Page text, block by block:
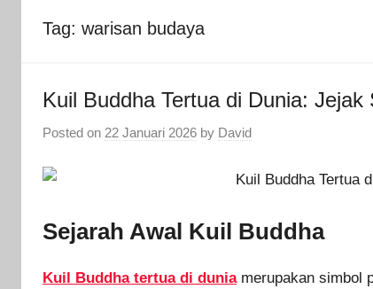
Tag: warisan budaya
Kuil Buddha Tertua di Dunia:
Posted on 22 Januari 2026 by David
Sejarah Awal Kuil Buddha
Kuil Buddha tertua di duniamerupakan simbol